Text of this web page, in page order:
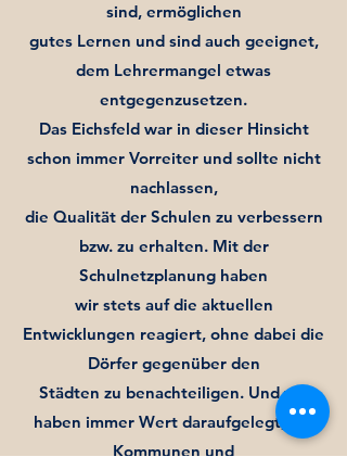
sind, ermöglichen
gutes Lernen und sind auch geeignet,
dem Lehrermangel etwas
entgegenzusetzen.
Das Eichsfeld war in dieser Hinsicht
schon immer Vorreiter und sollte nicht
nachlassen,
die Qualität der Schulen zu verbessern
bzw. zu erhalten. Mit der
Schulnetzplanung haben
wir stets auf die aktuellen
Entwicklungen reagiert, ohne dabei die
Dörfer gegenüber den
Städten zu benachteiligen. Und wir
haben immer Wert daraufgelegt, die
Kommunen und